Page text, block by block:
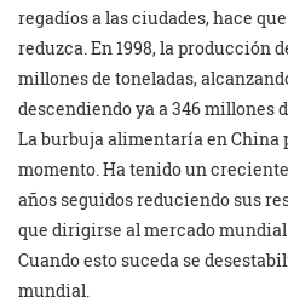
regadíos a las ciudades, hace
reduzca. En 1998, la producción
millones de toneladas,
descendiendo ya a 346 millones
La burbuja alimentaría en China
momento. Ha tenido un
años seguidos reduciendo sus
que dirigirse al mercado
Cuando esto suceda se
mundial.